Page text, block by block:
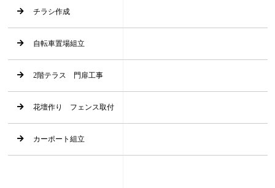
チラシ作成
自転車置場組立
2階テラス 門扉工事
花壇作り フェンス取付
カーポート組立